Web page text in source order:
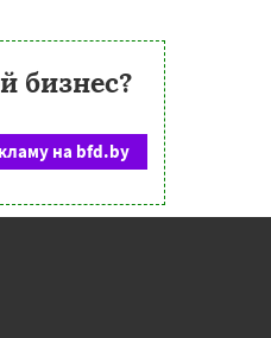
бизнес?
на bfd.by